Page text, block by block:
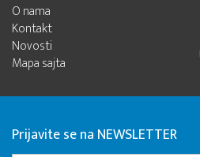
O nama
Kontakt
Novosti
Mapa sajta
Prijavite se na NEWSLETTER